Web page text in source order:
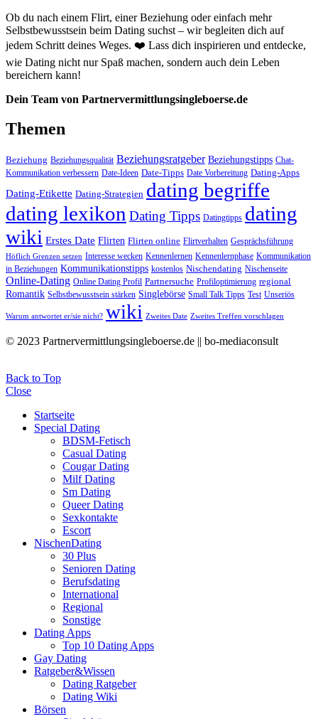
Ob du nach einem Flirt, einer Beziehung oder einfach mehr
Selbstbewusstsein beim Dating suchst – wir begleiten dich auf
jedem Schritt deines Weges. ❤️ Lass dich inspirieren und entdecke,
wie Dating nicht nur Spaß machen, sondern auch dein Leben
bereichern kann!
Dein Team von Partnervermittlungsingleboerse.de
Themen
Beziehung Beziehungsqualität Beziehungsratgeber Beziehungstipps Chat-
Kommunikation verbessern Date-Ideen Date-Tipps Date Vorbereitung Dating-Apps
Dating-Etikette Dating-Strategien dating begriffe
dating lexikon Dating Tipps Datingtipps dating
wiki Erstes Date Flirten Flirten online Flirtverhalten Gesprächsführung
Höflich Grenzen setzen Interesse wecken Kennenlernen Kennenlernphase Kommunikation
in Beziehungen Kommunikationstipps kostenlos Nischendating Nischenseite
Online-Dating Online Dating Profil Partnersuche Profiloptimierung regional
Romantik Selbstbewusstsein stärken Singlebörse Small Talk Tipps Test Unseriös
Warum antwortet er/sie nicht? wiki Zweites Date Zweites Treffen vorschlagen
© 2023 Partnervermittlungsingleboerse.de || bo-mediaconsult
Back to Top
Close
Startseite
Special Dating
BDSM-Fetisch
Casual Dating
Cougar Dating
Milf Dating
Sm Dating
Queer Dating
Sexkontakte
Escort
NischenDating
30 Plus
Senioren Dating
Berufsdating
International
Regional
Sonstige
Dating Apps
Top 10 Dating Apps
Gay Dating
Ratgeber&Wissen
Dating Ratgeber
Dating Wiki
Börsen